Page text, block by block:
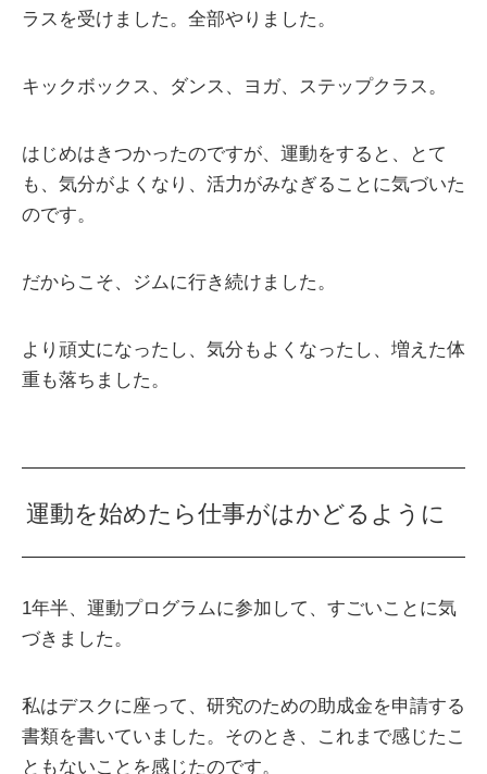
ラスを受けました。全部やりました。
キックボックス、ダンス、ヨガ、ステップクラス。
はじめはきつかったのですが、運動をすると、とて
も、気分がよくなり、活力がみなぎることに気づいた
のです。
だからこそ、ジムに行き続けました。
より頑丈になったし、気分もよくなったし、増えた体
重も落ちました。
運動を始めたら仕事がはかどるように
1年半、運動プログラムに参加して、すごいことに気
づきました。
私はデスクに座って、研究のための助成金を申請する
書類を書いていました。そのとき、これまで感じたこ
ともないことを感じたのです。